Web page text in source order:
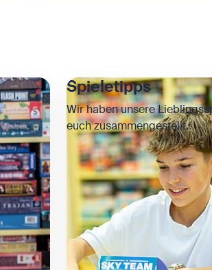
Spieletipps
Wir haben unsere
euch zusammengestellt.